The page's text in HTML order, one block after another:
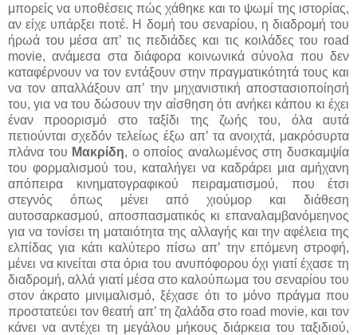
μπορείς να υποθέσεις πώς χάθηκε και το ψωμί της ιστορίας,
αν είχε υπάρξει ποτέ. Η δομή του σεναρίου, η διαδρομή του
ήρωά του μέσα απ’ τις πεδιάδες και τις κοιλάδες του road
movie, ανάμεσα στα διάφορα κοινωνικά σύνολα που δεν
καταφέρνουν να τον εντάξουν στην πραγματικότητά τους και
να τον απαλλάξουν απ’ την μηχανιστική αποστασιοποίησή
του, για να του δώσουν την αίσθηση ότι ανήκει κάπου κι έχει
έναν προορισμό στο ταξίδι της ζωής του, όλα αυτά
πετιούνται σχεδόν τελείως έξω απ’ τα ανοιχτά, μακρόσυρτα
πλάνα του Μακρίδη, ο οποίος αναλωμένος στη δυσκαμψία
του φορμαλισμού του, καταλήγει να καδράρει μια αμήχανη
απόπειρα κινηματογραφικού πειραματισμού, που έτσι
στεγνός όπως μένει από χιούμορ και διάθεση
αυτοσαρκασμού, αποσπασματικός κι επαναλαμβανόμεηνος
για να τονίσει τη ματαιότητα της αλλαγής και την αφέλεια της
ελπίδας για κάτι καλύτερο πίσω απ’ την επόμενη στροφή,
μένει να κινείται στα όρια του ανυπόφορου όχι γιατί έχασε τη
διαδρομή, αλλά γιατί μέσα στο καλούπωμα του σεναρίου του
στον άκρατο μινιμαλισμό, ξέχασε ότι το μόνο πράγμα που
προστατεύει τον θεατή απ’ τη ζαλάδα στο road movie, και τον
κάνει να αντέχει τη μεγάλου μήκους διάρκεια του ταξιδιού,